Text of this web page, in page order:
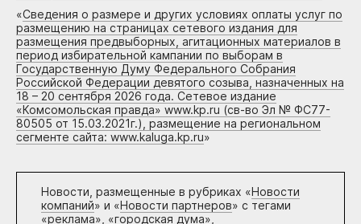
«Сведения о размере и других условиях оплаты услуг по
размещению на страницах сетевого издания для
размещения предвыборных, агитационных материалов в
период избирательной кампании по выборам в
Государственную Думу Федерального Собрания
Российской Федерации девятого созыва, назначенных на
18 – 20 сентября 2026 года. Сетевое издание
«Комсомольская правда» www.kp.ru (св-во Эл № ФС77-
80505 от 15.03.2021г.), размещение на региональном
сегменте сайта: www.kaluga.kp.ru»
Новости, размещенные в рубриках «Новости
компаний» и «Новости партнеров» с тегами
«реклама», «городская дума»,